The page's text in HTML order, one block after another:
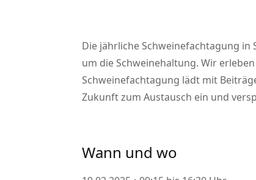
Die jährliche Schweinefachtagung
um die Schweinehaltung. Wir
Schweinefachtagung lädt mit
Zukunft zum Austausch ein und
Wann und wo